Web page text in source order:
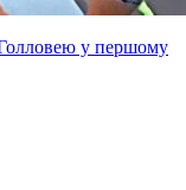
у першому